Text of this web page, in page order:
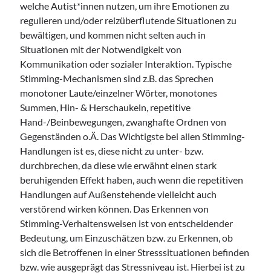
welche Autist*innen nutzen, um ihre Emotionen zu
regulieren und/oder reizüberflutende Situationen zu
bewältigen, und kommen nicht selten auch in
Situationen mit der Notwendigkeit von
Kommunikation oder sozialer Interaktion. Typische
Stimming-Mechanismen sind z.B. das Sprechen
monotoner Laute/einzelner Wörter, monotones
Summen, Hin- & Herschaukeln, repetitive
Hand-/Beinbewegungen, zwanghafte Ordnen von
Gegenständen o.Ä. Das Wichtigste bei allen Stimming-
Handlungen ist es, diese nicht zu unter- bzw.
durchbrechen, da diese wie erwähnt einen stark
beruhigenden Effekt haben, auch wenn die repetitiven
Handlungen auf Außenstehende vielleicht auch
verstörend wirken können. Das Erkennen von
Stimming-Verhaltensweisen ist von entscheidender
Bedeutung, um Einzuschätzen bzw. zu Erkennen, ob
sich die Betroffenen in einer Stresssituationen befinden
bzw. wie ausgeprägt das Stressniveau ist. Hierbei ist zu